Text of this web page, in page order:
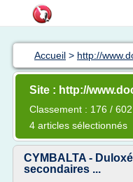
Accueil > http://
Site : http://
Classement : 176 / 602
4 articles sélectionnés
CYMBALTA -
secondaires ...